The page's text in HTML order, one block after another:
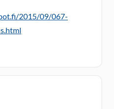
2015/09/067-